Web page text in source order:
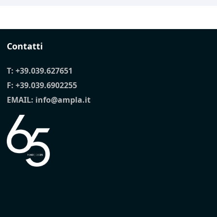
Contatti
T: +39.039.627651
F: +39.039.6902255
EMAIL: info@ampla.it